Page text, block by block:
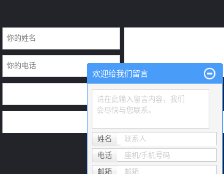
欢迎给我们留言
请在此输入留言内容，我们
会尽快与您联系。
姓名
联系人
电话
座机/手机号码
邮箱
邮箱